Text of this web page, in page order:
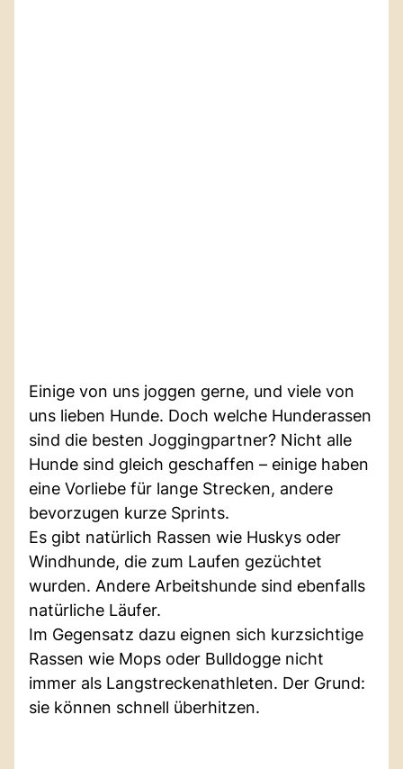
Einige von uns joggen gerne, und viele von
uns lieben Hunde. Doch welche Hunderassen
sind die besten Joggingpartner? Nicht alle
Hunde sind gleich geschaffen – einige haben
eine Vorliebe für lange Strecken, andere
bevorzugen kurze Sprints.
Es gibt natürlich Rassen wie Huskys oder
Windhunde, die zum Laufen gezüchtet
wurden. Andere Arbeitshunde sind ebenfalls
natürliche Läufer.
Im Gegensatz dazu eignen sich kurzsichtige
Rassen wie Mops oder Bulldogge nicht
immer als Langstreckenathleten. Der Grund:
sie können schnell überhitzen.